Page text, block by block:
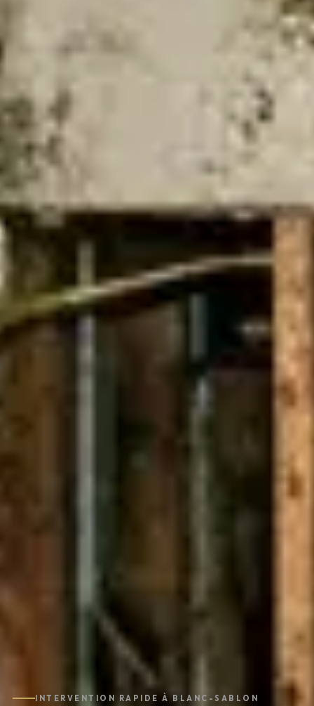
INTERVENTION RAPIDE À BLANC-SABLON